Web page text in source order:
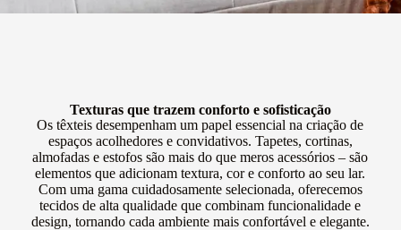
Texturas que trazem conforto e sofisticação
Os têxteis desempenham um papel essencial na criação de
espaços acolhedores e convidativos. Tapetes, cortinas,
almofadas e estofos são mais do que meros acessórios – são
elementos que adicionam textura, cor e conforto ao seu lar.
Com uma gama cuidadosamente selecionada, oferecemos
tecidos de alta qualidade que combinam funcionalidade e
design, tornando cada ambiente mais confortável e elegante.